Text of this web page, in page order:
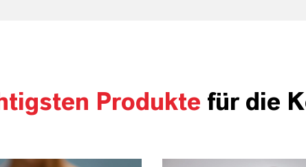
Produkte für die